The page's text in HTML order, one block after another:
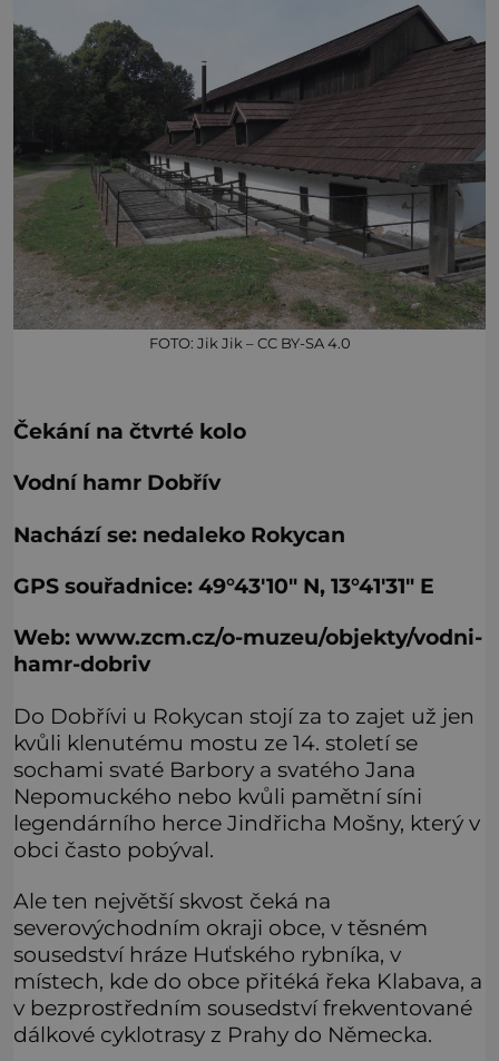
FOTO: Jik Jik – CC BY-SA 4.0
Čekání na čtvrté kolo
Vodní hamr Dobřív
Nachází se: nedaleko Rokycan
GPS souřadnice: 49°43′10″ N, 13°41′31″ E
Web: www.zcm.cz/o-muzeu/objekty/vodni-
hamr-dobriv
Do Dobřívi u Rokycan stojí za to zajet už jen
kvůli klenutému mostu ze 14. století se
sochami svaté Barbory a svatého Jana
Nepomuckého nebo kvůli pamětní síni
legendárního herce Jindřicha Mošny, který v
obci často pobýval.
Ale ten největší skvost čeká na
severovýchodním okraji obce, v těsném
sousedství hráze Huťského rybníka, v
místech, kde do obce přitéká řeka Klabava, a
v bezprostředním sousedství frekventované
dálkové cyklotrasy z Prahy do Německa.